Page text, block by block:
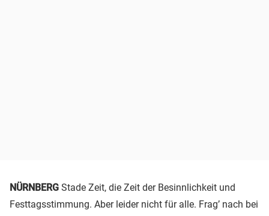
NÜRNBERG Stade Zeit, die Zeit der Besinnlichkeit und
Festtagsstimmung. Aber leider nicht für alle. Frag’ nach bei